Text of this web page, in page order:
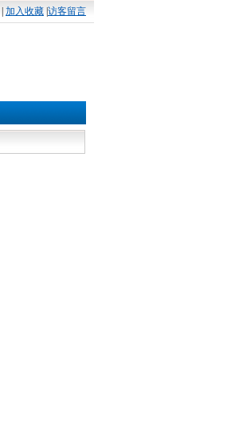
加入收藏 访客留言